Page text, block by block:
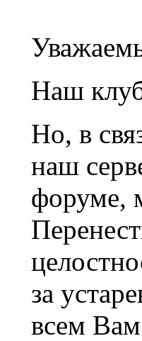
Наш
Но, в
наш
форуме,
за
всем